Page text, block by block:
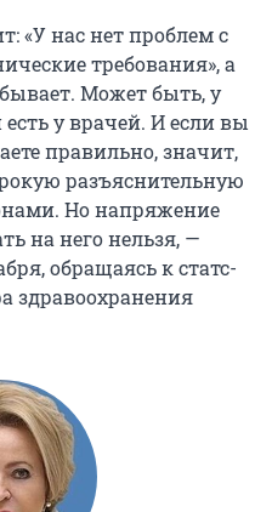
«У нас нет проблем с
требования», а
Может быть, у
у врачей. И если вы
правильно, значит,
разъяснительную
Но напряжение
на него нельзя, —
обращаясь к статс-
здравоохранения